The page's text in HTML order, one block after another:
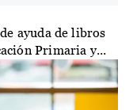
ayuda de libros
Primaria y...